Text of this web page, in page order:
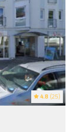
4.8 (25)